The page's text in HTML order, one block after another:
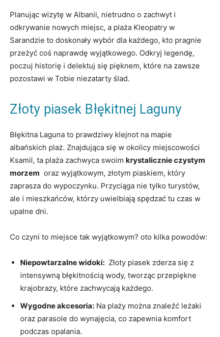
Planując wizytę w⁣ Albanii, nietrudno o zachwyt i
odkrywanie nowych ‌miejsc, a plaża Kleopatry w
⁣Sarandzie⁣ to⁢ doskonały wybór dla każdego, kto ​pragnie
przeżyć ⁣coś naprawdę wyjątkowego. Odkryj legendę,
poczuj historię i delektuj ⁣się⁤ pięknem, które na zawsze⁤
pozostawi w ⁢Tobie niezatarty ślad.
Złoty⁣ piasek⁢ Błękitnej Laguny
Błękitna Laguna to ‌prawdziwy klejnot na mapie
albańskich plaż. Znajdująca‍ się w okolicy ‍miejscowości
Ksamil, ta plaża zachwyca‌ swoim krystalicznie czystym
morzem ‍ oraz‍ wyjątkowym, złotym piaskiem, który
zaprasza ⁢do wypoczynku. Przyciąga nie tylko turystów,
ale i mieszkańców, którzy ⁤uwielbiają spędzać ⁤tu czas w
upalne dni.
Co czyni to miejsce tak ‌wyjątkowym? oto kilka powodów:
Niepowtarzalne widoki: ⁣ Złoty⁢ piasek zderza się‍ z​
intensywną błękitnością wody, tworząc przepiękne
krajobrazy, które zachwycają każdego.
Wygodne akcesoria: Na plaży można znaleźć leżaki
⁢oraz ⁣parasole ‍do wynajęcia, co ‍zapewnia ‍komfort
podczas opalania.